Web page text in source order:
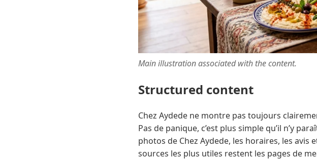
Main illustration associated with the content.
Structured content
Chez Aydede ne montre pas toujours
Pas de panique, c’est plus simple qu’il n’y
photos de Chez Aydede, les horaires, les avis
sources les plus utiles restent les pages de